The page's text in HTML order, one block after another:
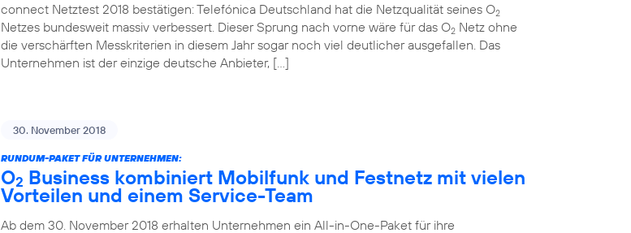
connect Netztest 2018 bestätigen: Telefónica Deutschland hat die Netzqualität seines O2
Netzes bundesweit massiv verbessert. Dieser Sprung nach vorne wäre für das O2 Netz ohne
die verschärften Messkriterien in diesem Jahr sogar noch viel deutlicher ausgefallen. Das
Unternehmen ist der einzige deutsche Anbieter, […]
30. November 2018
RUNDUM-PAKET FÜR UNTERNEHMEN:
O2 Business kombiniert Mobilfunk und Festnetz mit vielen
Vorteilen und einem Service-Team
Ab dem 30. November 2018 erhalten Unternehmen ein All-in-One-Paket für ihre